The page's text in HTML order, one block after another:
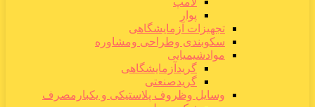
پوار
تجهیزات آزمایشگاهی
سکوبندی وطراحی ومشاوره
موادشیمیایی
گریدآزمایشگاهی
گریدصنعتی
وسایل وظروف پلاستیکی و یکبارمصرف